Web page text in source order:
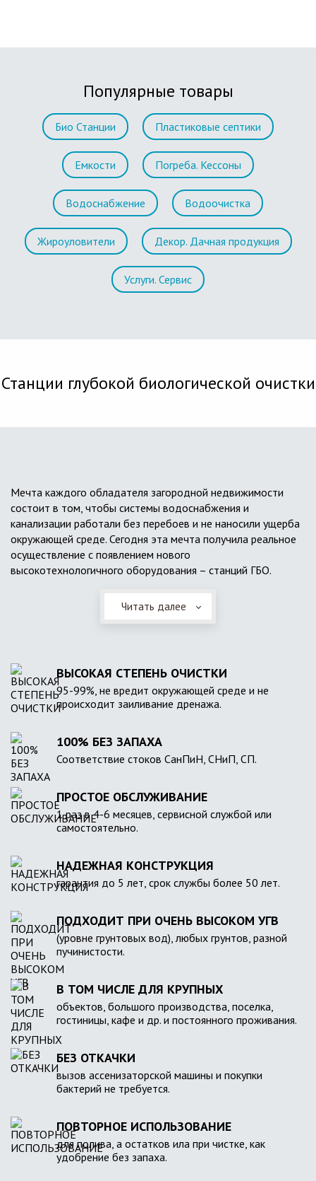
Популярные товары
Био Станции Пластиковые септики
Емкости Погреба. Кессоны
Водоснабжение Водоочистка
Жироуловители Декор. Дачная продукция
Услуги. Сервис
Станции глубокой биологической очистки
Мечта каждого обладателя загородной недвижимости
состоит в том, чтобы системы водоснабжения и
канализации работали без перебоев и не наносили ущерба
окружающей среде. Сегодня эта мечта получила реальное
осуществление с появлением нового
высокотехнологичного оборудования – станций ГБО.
Читать далее
ВЫСОКАЯ СТЕПЕНЬ ОЧИСТКИ
95-99%, не вредит окружающей среде и не
происходит заиливание дренажа.
100% БЕЗ ЗАПАХА
Соответствие стоков СанПиН, СНиП, СП.
ПРОСТОЕ ОБСЛУЖИВАНИЕ
1 раз в 4-6 месяцев, сервисной службой или
самостоятельно.
НАДЕЖНАЯ КОНСТРУКЦИЯ
гарантия до 5 лет, срок службы более 50 лет.
ПОДХОДИТ ПРИ ОЧЕНЬ ВЫСОКОМ УГВ
(уровне грунтовых вод), любых грунтов, разной
пучинистости.
В ТОМ ЧИСЛЕ ДЛЯ КРУПНЫХ
объектов, большого производства, поселка,
гостиницы, кафе и др. и постоянного проживания.
БЕЗ ОТКАЧКИ
вызов ассенизаторской машины и покупки
бактерий не требуется.
ПОВТОРНОЕ ИСПОЛЬЗОВАНИЕ
для полива, а остатков ила при чистке, как
удобрение без запаха.